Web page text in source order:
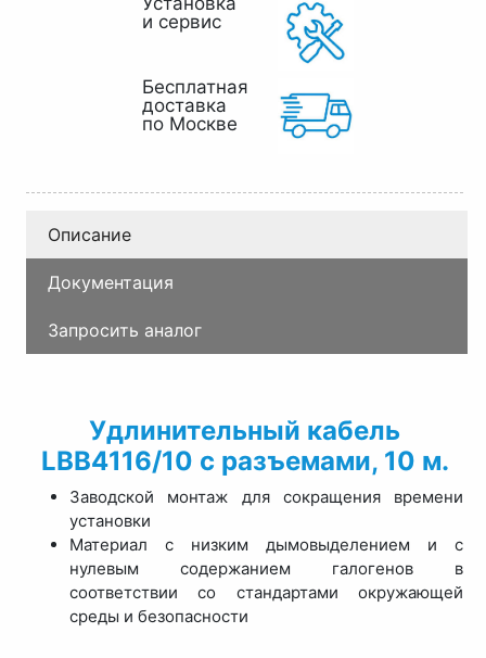
и сервис
Бесплатная
доставка
по Москве
Описание
Документация
Запросить аналог
Удлинительный кабель
LBB4116/10 с разъемами, 10 м.
Заводской монтаж для сокращения времени
установки
Материал с низким дымовыделением и с
нулевым содержанием галогенов в
соответствии со стандартами окружающей
среды и безопасности